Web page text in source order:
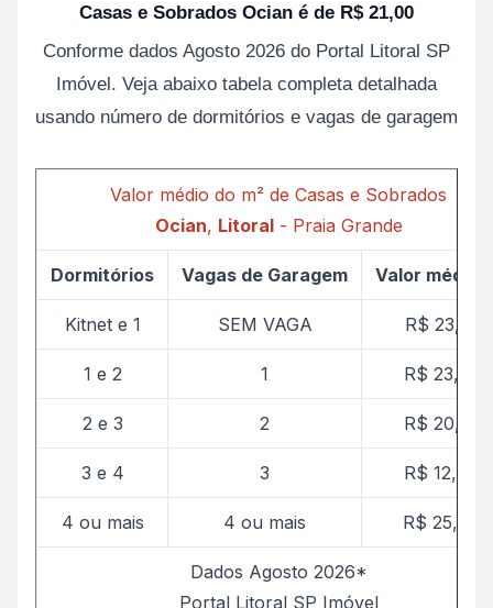
Casas e Sobrados Ocian é de R$ 21,00
Conforme dados Agosto 2026 do Portal Litoral SP
Imóvel. Veja abaixo tabela completa detalhada
usando número de dormitórios e vagas de garagem
Valor médio do m² de Casas e Sobrados
Ocian, Litoral- Praia Grande
Dormitórios Vagas de Garagem Valor médio
Kitnet e 1 SEM VAGA R$ 23,12
1 e 2 1 R$ 23,61
2 e 3 2 R$ 20,19
3 e 4 3 R$ 12,29
4 ou mais 4 ou mais R$ 25,00
Dados Agosto 2026*
Portal Litoral SP Imóvel